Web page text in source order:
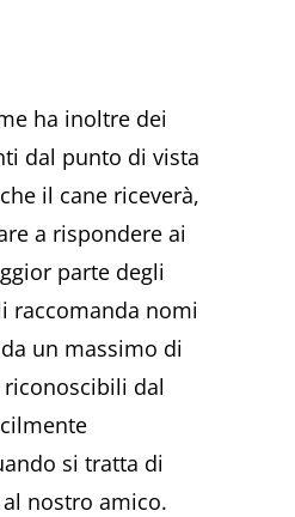
ha inoltre dei
dal punto di vista
il cane riceverà,
a rispondere ai
parte degli
raccomanda nomi
un massimo di
dal
si tratta di
nostro amico.